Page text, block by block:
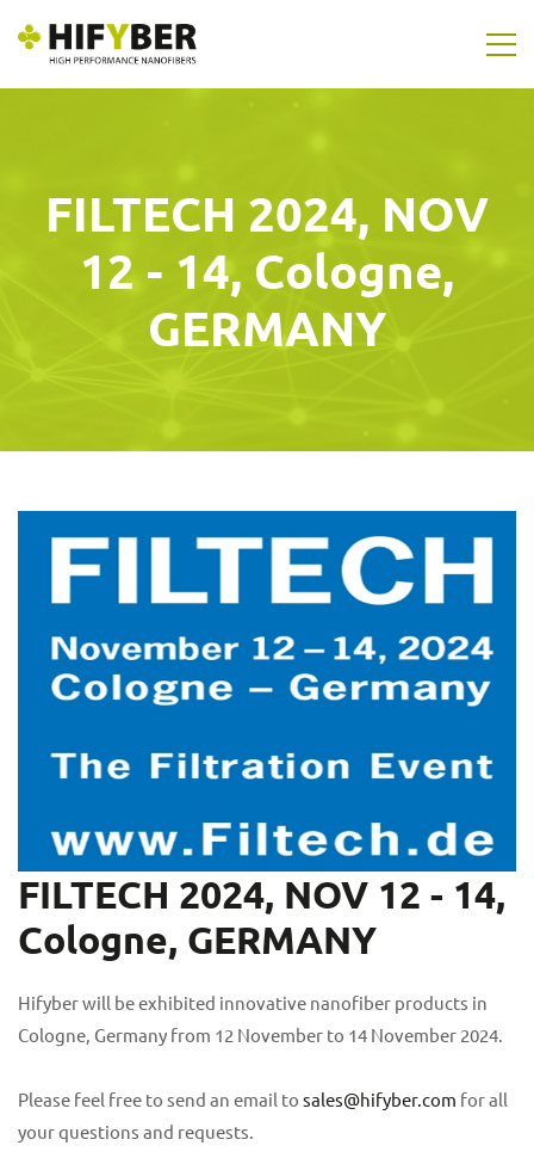
FILTECH 2024, NOV
12 - 14, Cologne,
GERMANY
FILTECH 2024, NOV 12 - 14,
Cologne, GERMANY
Hifyber will be exhibited innovative nanofiber products in
Cologne, Germany from 12 November to 14 November 2024.
Please feel free to send an email to sales@hifyber.com for all
your questions and requests.